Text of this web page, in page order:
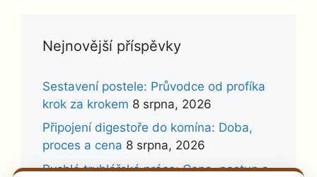
Nejnovější příspěvky
Sestavení postele: Průvodce od profíka
krok za krokem 8 srpna, 2026
Připojení digestoře do komína: Doba,
proces a cena 8 srpna, 2026
Rychlé truhlářské práce: Cena, postup a